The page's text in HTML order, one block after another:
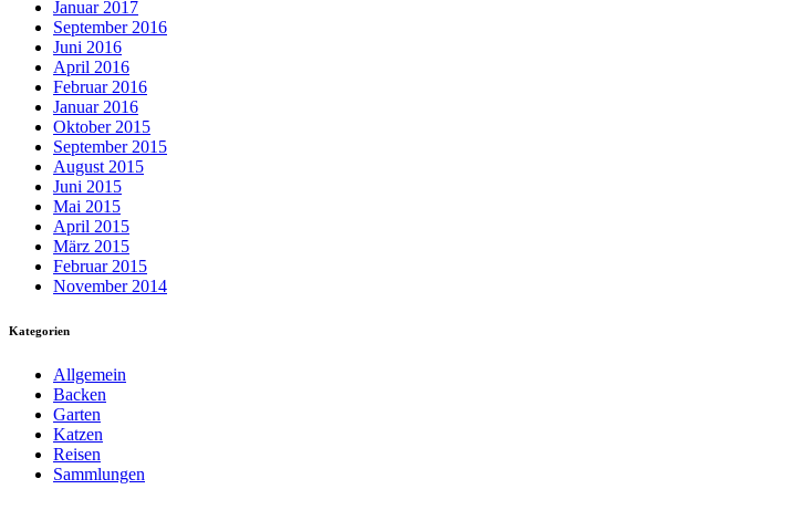
Januar 2017
September 2016
Juni 2016
April 2016
Februar 2016
Januar 2016
Oktober 2015
September 2015
August 2015
Juni 2015
Mai 2015
April 2015
März 2015
Februar 2015
November 2014
Kategorien
Allgemein
Backen
Garten
Katzen
Reisen
Sammlungen